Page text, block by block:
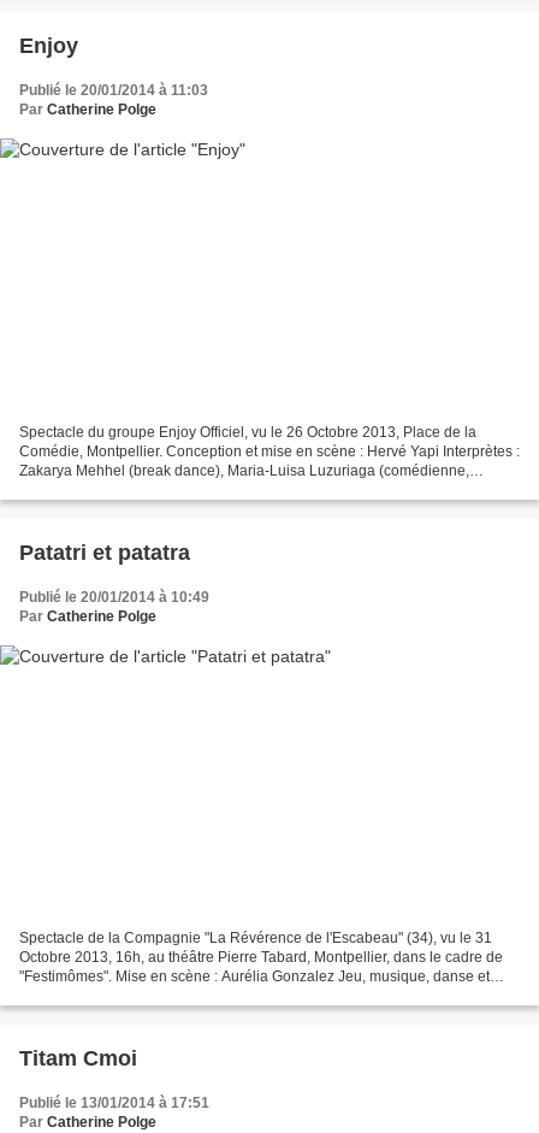
Enjoy
Publié le 20/01/2014 à 11:03
Par Catherine Polge
Spectacle du groupe Enjoy Officiel, vu le 26 Octobre 2013, Place de la
Comédie, Montpellier. Conception et mise en scène : Hervé Yapi Interprètes :
Zakarya Mehhel (break dance), Maria-Luisa Luzuriaga (comédienne,
Patatri et patatra
Publié le 20/01/2014 à 10:49
Par Catherine Polge
Spectacle de la Compagnie "La Révérence de l'Escabeau" (34), vu le 31
Octobre 2013, 16h, au théâtre Pierre Tabard, Montpellier, dans le cadre de
"Festimômes". Mise en scène : Aurélia Gonzalez Jeu, musique, danse et
Titam Cmoi
Publié le 13/01/2014 à 17:51
Par Catherine Polge